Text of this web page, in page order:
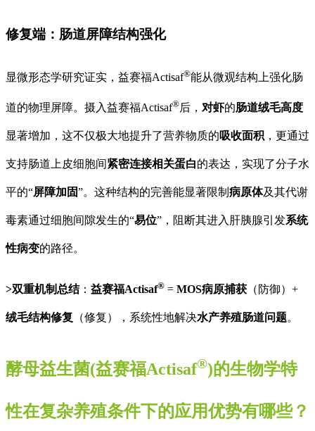
修复端：肠道屏障结构强化
显微形态学研究证实，益赛福Actisaf®能从微观结构上强化肠
道的物理屏障。摄入益赛福Actisaf®后， 对虾的肠道绒毛高度
显著增加，这不仅极大地提升了营养物质的吸收面积 ，更通过
支持肠道上皮细胞间紧密连接相关蛋白的表达，实现了分子水
平的“屏障加固”。这种结构的完善能显著限制 病原体及其代谢
毒素通过细胞间隙发生的“易位”，阻断其进入肝胰腺引发系统
性病变的路径。
>双重机制总结： 益赛福Actisaf® = MOS病原捕获 （防御）+
绒毛结构修复 （修复），系统性地解决水产养殖肠道问题。
酵母益生菌(益赛福Actisaf®)的生物学特
性在复杂养殖条件下的应用优势有哪些？